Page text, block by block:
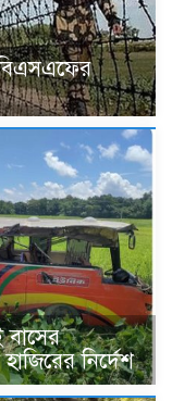
বিএসএফের
নির্দেশ